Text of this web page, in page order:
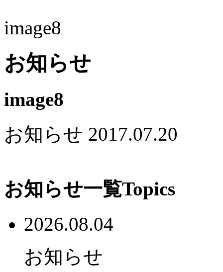
image8
お知らせ
image8
お知らせ 2017.07.20
お知らせ一覧Topics
2026.08.04
お知らせ